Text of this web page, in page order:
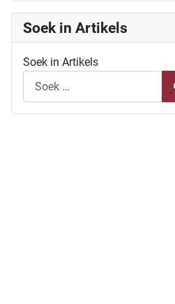
Soek in Artikels
Soek in Artikels